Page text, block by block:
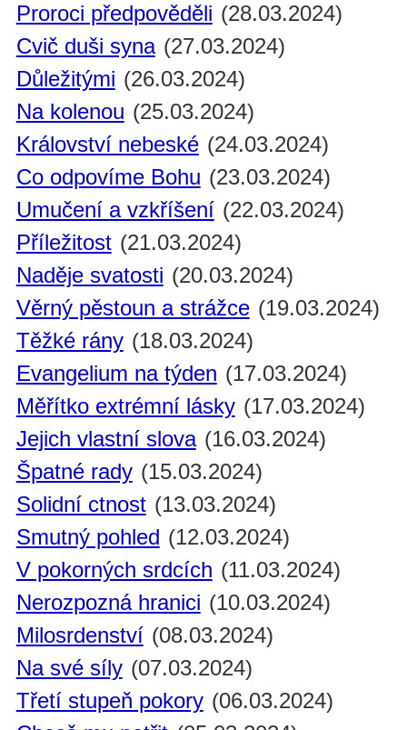
Proroci předpověděli (28.03.2024)
Cvič duši syna (27.03.2024)
Důležitými (26.03.2024)
Na kolenou (25.03.2024)
Království nebeské (24.03.2024)
Co odpovíme Bohu (23.03.2024)
Umučení a vzkříšení (22.03.2024)
Příležitost (21.03.2024)
Naděje svatosti (20.03.2024)
Věrný pěstoun a strážce (19.03.2024)
Těžké rány (18.03.2024)
Evangelium na týden (17.03.2024)
Měřítko extrémní lásky (17.03.2024)
Jejich vlastní slova (16.03.2024)
Špatné rady (15.03.2024)
Solidní ctnost (13.03.2024)
Smutný pohled (12.03.2024)
V pokorných srdcích (11.03.2024)
Nerozpozná hranici (10.03.2024)
Milosrdenství (08.03.2024)
Na své síly (07.03.2024)
Třetí stupeň pokory (06.03.2024)